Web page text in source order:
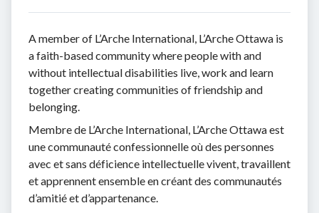
A member of L’Arche International, L’Arche Ottawa is
a faith-based community where people with and
without intellectual disabilities live, work and learn
together creating communities of friendship and
belonging.
Membre de L’Arche International, L’Arche Ottawa est
une communauté confessionnelle où des personnes
avec et sans déficience intellectuelle vivent, travaillent
et apprennent ensemble en créant des communautés
d’amitié et d’appartenance.